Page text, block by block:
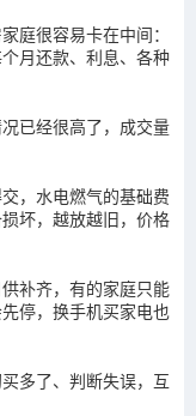
庭很容易卡在中间：
月还款、利息、各种
已经很高了，成交量
，水电燃气的基础费
坏，越放越旧，价格
补齐，有的家庭只能
停，换手机买家电也
多了、判断失误，互